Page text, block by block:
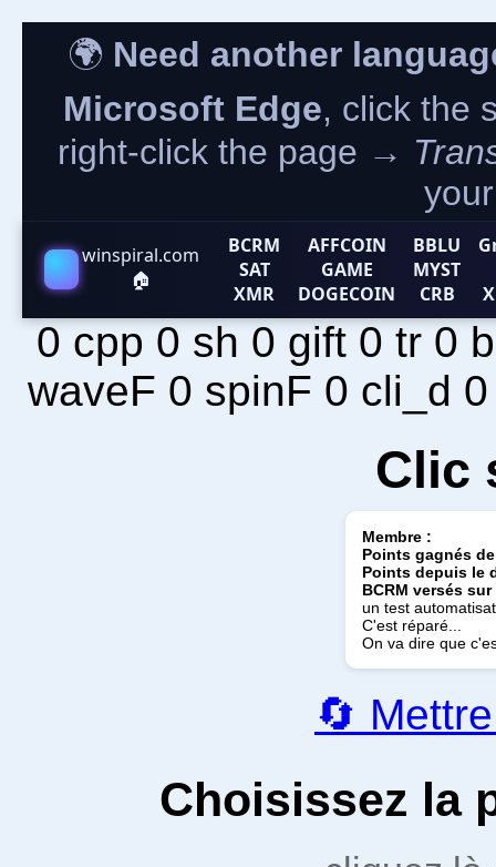
🌍 Need another
Microsoft Edge, click the
right-click the page →
winspiral.com
🏠
BCRM
SAT
XMR
AFFCOIN
GAME
DOGECOIN
BBLU
MYST
CRB
0 cpp 0 sh 0 gift 0 tr 0
waveF 0 spinF 0 cli_d
Clic
Membre :
Points gagnés
Points depuis le
BCRM versés
un test
C'est réparé...
On va dire que
🔄
Choisissez la